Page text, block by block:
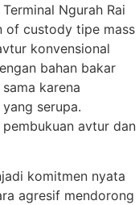
Ngurah Rai
of custody tipe mass
konvensional
bahan bakar
karena
serupa.
avtur dan
komitmen nyata
agresif mendorong